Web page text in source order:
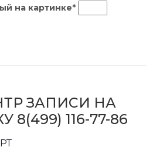
на картинке*
ЗАПИСИ НА
8(499) 116-77-86